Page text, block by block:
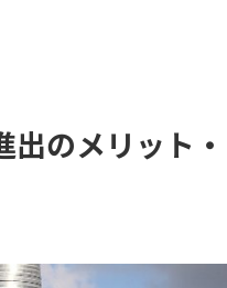
のメリット・